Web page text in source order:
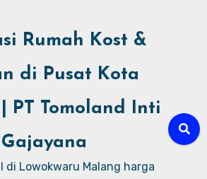
Rumah Kost &
di Pusat Kota
PT Tomoland Inti
Gajayana
di Lowokwaru Malang harga